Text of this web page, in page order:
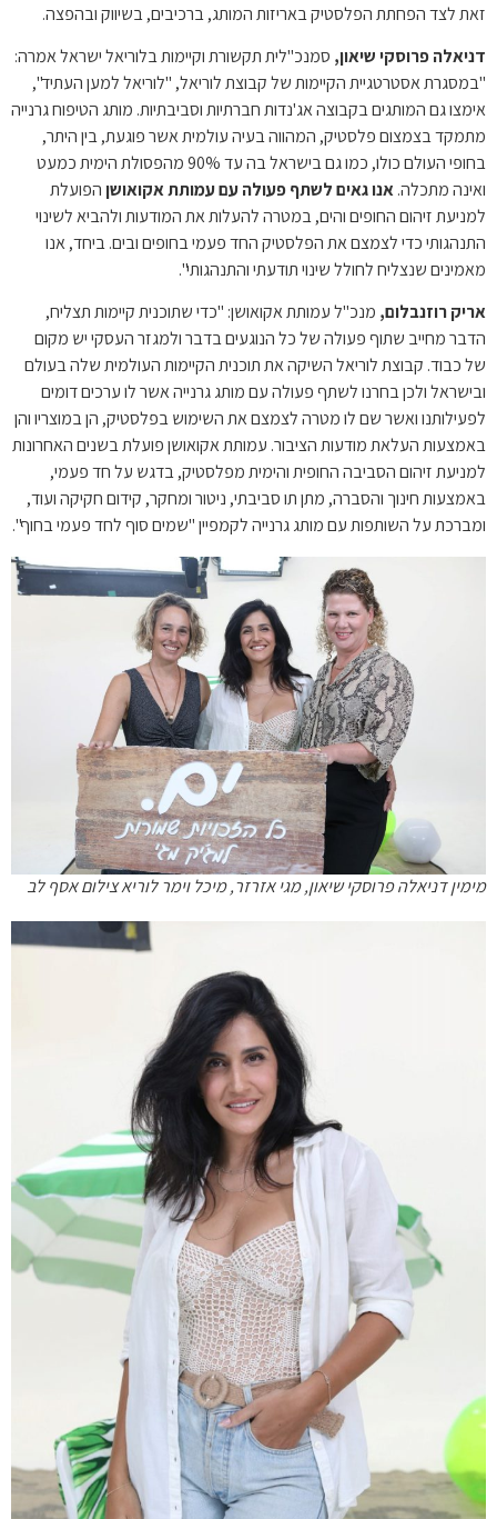
זאת לצד הפחתת הפלסטיק באריזות המותג, ברכיבים, בשיווק ובהפצה.
דניאלה פרוסקי שיאון, סמנכ"לית תקשורת וקיימות בלוריאל ישראל אמרה:
"במסגרת אסטרטגיית הקיימות של קבוצת לוריאל, "לוריאל למען העתיד",
אימצו גם המותגים בקבוצה אג'נדות חברתיות וסביבתיות. מותג הטיפוח גרנייה
מתמקד בצמצום פלסטיק, המהווה בעיה עולמית אשר פוגעת, בין היתר,
בחופי העולם כולו, כמו גם בישראל בה עד 90% מהפסולת הימית כמעט
ואינה מתכלה.אנו גאים לשתף פעולה עם עמותת אקואושןהפועלת
למניעת זיהום החופים והים, במטרה להעלות את המודעות ולהביא לשינוי
התנהגותי כדי לצמצם את הפלסטיק החד פעמי בחופים ובים. ביחד, אנו
מאמינים שנצליח לחולל שינוי תודעתי והתנהגותי".
אריק רוזנבלום, מנכ"ל עמותת אקואושן: "כדי שתוכנית קיימות תצליח,
הדבר מחייב שתוף פעולה של כל הנוגעים בדבר ולמגזר העסקי יש מקום
של כבוד. קבוצת לוריאל השיקה את תוכנית הקיימות העולמית שלה בעולם
ובישראל ולכן בחרנו לשתף פעולה עם מותג גרנייה אשר לו ערכים דומים
לפעילותנו ואשר שם לו מטרה לצמצם את השימוש בפלסטיק, הן במוצריו והן
באמצעות העלאת מודעות הציבור. עמותת אקואושן פועלת בשנים האחרונות
למניעת זיהום הסביבה החופית והימית מפלסטיק, בדגש על חד פעמי,
באמצעות חינוך והסברה, מתן תו סביבתי, ניטור ומחקר, קידום חקיקה ועוד,
ומברכת על השותפות עם מותג גרנייה לקמפיין "שמים סוף לחד פעמי בחוף".
מימין דניאלה פרוסקי שיאון, מגי אזרזר, מיכל וימר לוריא צילום אסף לב